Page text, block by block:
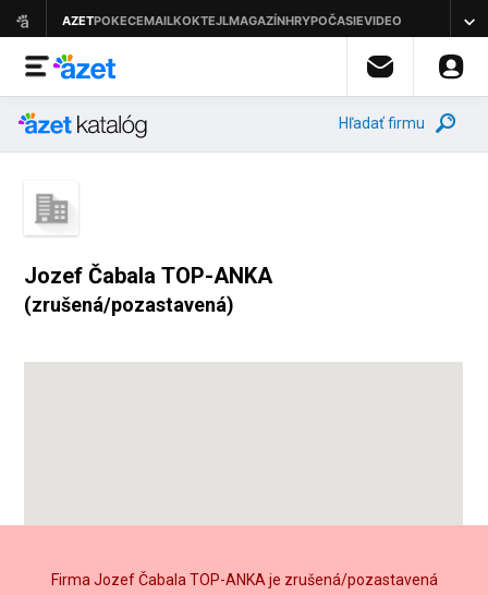
Hľadať firmu
Jozef Čabala TOP-ANKA
(zrušená/pozastavená)
Firma Jozef Čabala TOP-ANKA je zrušená/pozastavená